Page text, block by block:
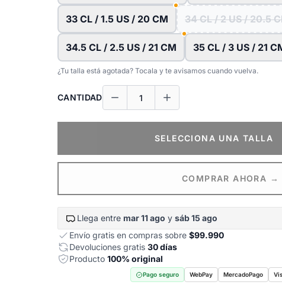
33 CL / 1.5 US / 20 CM 34 CL / 2 US / 20.5
34.5 CL / 2.5 US / 21 CM 35 CL / 3 US / 21
¿Tu talla está agotada? Tocala y te avisamos cuando vuelva.
CANTIDAD
SELECCIONA UNA TALLA
COMPRAR AHORA →
Llega entre mar 11 ago y sáb 15 ago
Envío gratis en compras sobre $99.990
Devoluciones gratis 30 días
Producto 100% original
Pago seguro WebPay MercadoPago